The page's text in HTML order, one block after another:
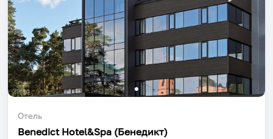
Отель
Benedict Hotel&Spa (Бенедикт)